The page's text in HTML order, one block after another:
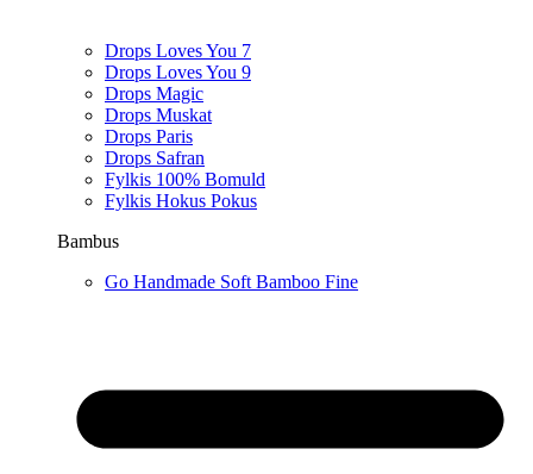
Drops Loves You 7
Drops Loves You 9
Drops Magic
Drops Muskat
Drops Paris
Drops Safran
Fylkis 100% Bomuld
Fylkis Hokus Pokus
Bambus
Go Handmade Soft Bamboo Fine